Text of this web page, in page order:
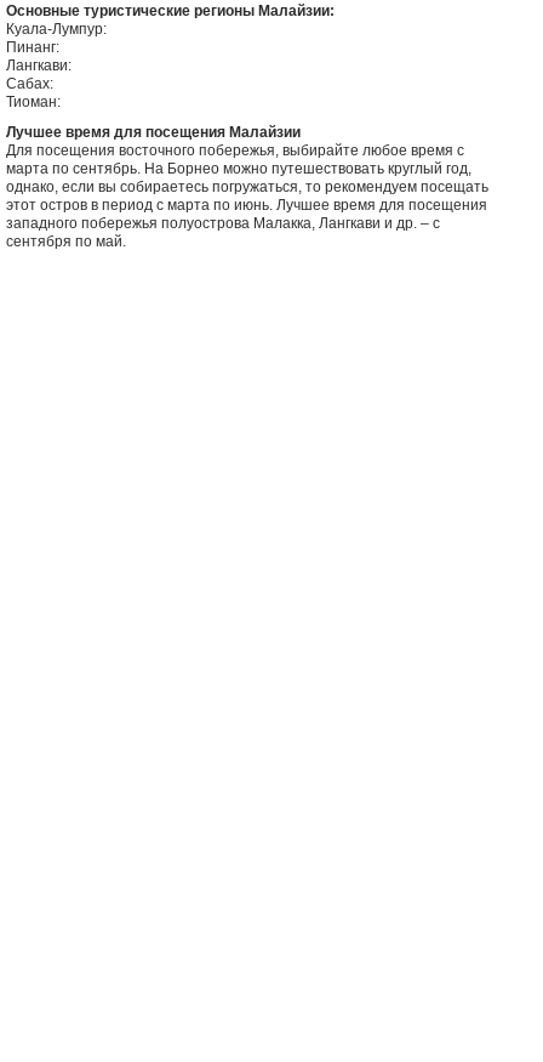
Основные туристические регионы Малайзии:
Куала-Лумпур:
Пинанг:
Лангкави:
Сабах:
Тиоман:
Лучшее время для посещения Малайзии
Для посещения восточного побережья, выбирайте любое время с
марта по сентябрь. На Борнео можно путешествовать круглый год,
однако, если вы собираетесь погружаться, то рекомендуем посещать
этот остров в период с марта по июнь. Лучшее время для посещения
западного побережья полуострова Малакка, Лангкави и др. – с
сентября по май.